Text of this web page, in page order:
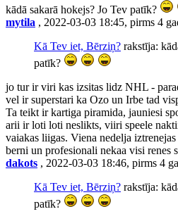
kādā sakarā hokejs? Jo Tev patīk?
mytila , 2022-03-03 18:45, pirms 4
Kā Tev iet, Bērziņ? rakstīja:
patīk?
jo tur ir viri kas izsitas lidz NHL -
vel ir superstari ka Ozo un Irbe tad
Ta teikt ir kartiga piramida, jauniesi
arii ir loti loti neslikts, viiri speele
vaiakas liigas. Viena nedelja
berni un profesionali nekaa visi renes
dakots , 2022-03-03 18:46, pirms 4
Kā Tev iet, Bērziņ? rakstīja:
patīk?